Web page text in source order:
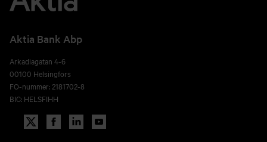
Aktia Bank Abp
Arkadiagatan 4-6
00100 Helsingfors
FO-nummer: 2181702-8
BIC: HELSFIHH